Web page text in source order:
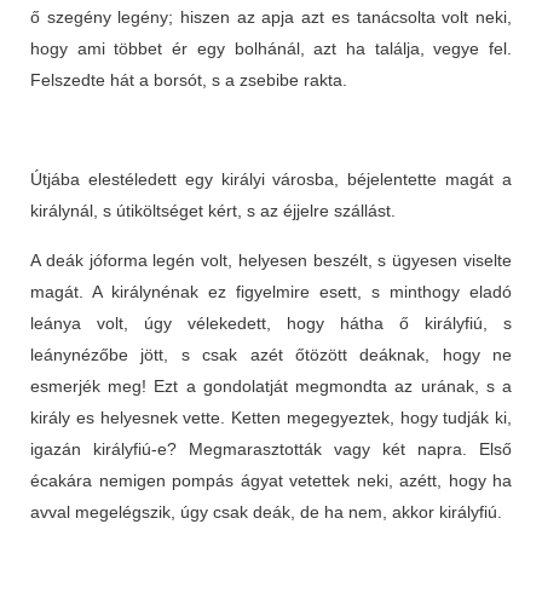
ő szegény legény; hiszen az apja azt es tanácsolta volt neki,
hogy ami többet ér egy bolhánál, azt ha találja, vegye fel.
Felszedte hát a borsót, s a zsebibe rakta.
Útjába elestéledett egy királyi városba, béjelentette magát a
királynál, s útiköltséget kért, s az éjjelre szállást.
A deák jóforma legén volt, helyesen beszélt, s ügyesen viselte
magát. A királynénak ez figyelmire esett, s minthogy eladó
leánya volt, úgy vélekedett, hogy hátha ő királyfiú, s
leánynézőbe jött, s csak azét őtözött deáknak, hogy ne
esmerjék meg! Ezt a gondolatját megmondta az urának, s a
király es helyesnek vette. Ketten megegyeztek, hogy tudják ki,
igazán királyfiú-e? Megmarasztották vagy két napra. Első
écakára nemigen pompás ágyat vetettek neki, azétt, hogy ha
avval megelégszik, úgy csak deák, de ha nem, akkor királyfiú.